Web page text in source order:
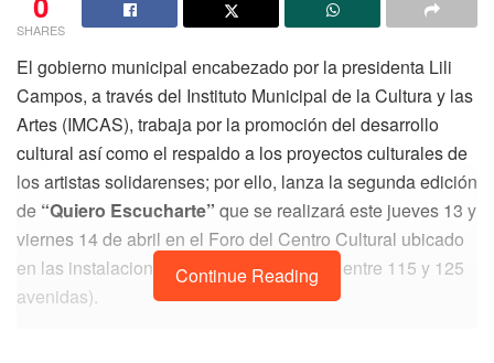
SHARES
El gobierno municipal encabezado por la presidenta Lili
Campos, a través del Instituto Municipal de la Cultura y las
Artes (IMCAS), trabaja por la promoción del desarrollo
cultural así como el respaldo a los proyectos culturales de
los artistas solidarenses; por ello, lanza la segunda edición
de “Quiero Escucharte” que se realizará este jueves 13 y
viernes 14 de abril en el Foro del Centro Cultural ubicado
en las instalaciones del IMCAS (Av. CTM entre 115 y 125
avenidas).
Continue Reading